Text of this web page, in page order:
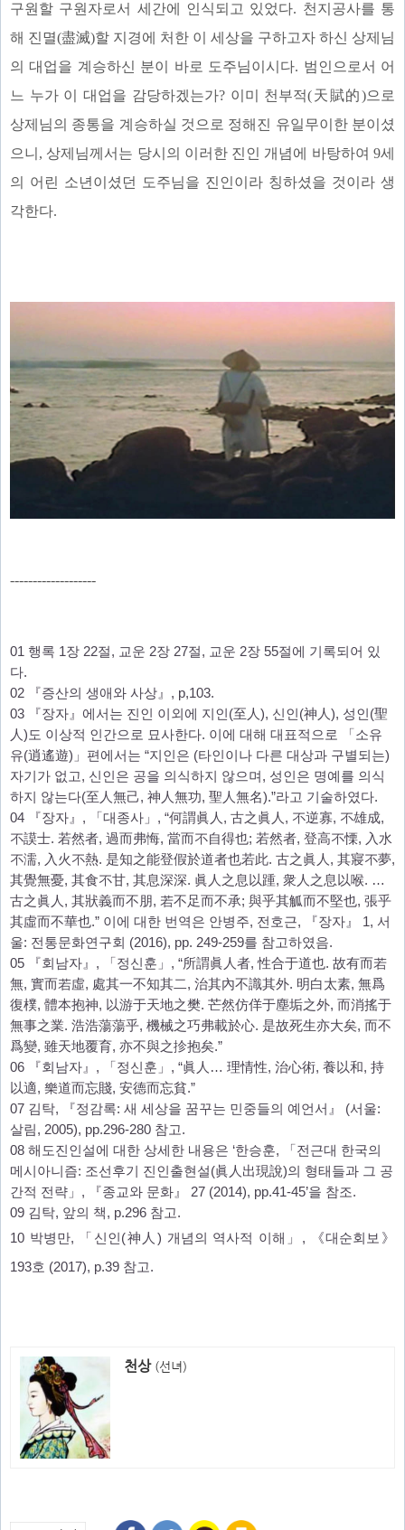
구원할 구원자로서 세간에 인식되고 있었다. 천지공사를 통
해 진멸(盡滅)할 지경에 처한 이 세상을 구하고자 하신 상제님
의 대업을 계승하신 분이 바로 도주님이시다. 범인으로서 어
느 누가 이 대업을 감당하겠는가? 이미 천부적(天賦的)으로
상제님의 종통을 계승하실 것으로 정해진 유일무이한 분이셨
으니, 상제님께서는 당시의 이러한 진인 개념에 바탕하여 9세
의 어린 소년이셨던 도주님을 진인이라 칭하셨을 것이라 생
각한다.
-------------------
01 행록 1장 22절, 교운 2장 27절, 교운 2장 55절에 기록되어 있
다.
02 『증산의 생애와 사상』, p,103.
03 『장자』에서는 진인 이외에 지인(至人), 신인(神人), 성인(聖
人)도 이상적 인간으로 묘사한다. 이에 대해 대표적으로 「소유
유(逍遙遊)」편에서는 “지인은 (타인이나 다른 대상과 구별되는)
자기가 없고, 신인은 공을 의식하지 않으며, 성인은 명예를 의식
하지 않는다(至人無己, 神人無功, 聖人無名).”라고 기술하였다.
04 『장자』, 「대종사」, “何謂眞人, 古之眞人, 不逆寡, 不雄成,
不謨士. 若然者, 過而弗悔, 當而不自得也; 若然者, 登高不慄, 入水
不濡, 入火不熱. 是知之能登假於道者也若此. 古之眞人, 其寢不夢,
其覺無憂, 其食不甘, 其息深深. 眞人之息以踵, 衆人之息以喉. …
古之眞人, 其狀義而不朋, 若不足而不承; 與乎其觚而不堅也, 張乎
其虛而不華也.” 이에 대한 번역은 안병주, 전호근, 『장자』 1, 서
울: 전통문화연구회 (2016), pp. 249-259를 참고하였음.
05 『회남자』, 「정신훈」, “所謂眞人者, 性合于道也. 故有而若
無, 實而若虛, 處其一不知其二, 治其內不識其外. 明白太素, 無爲
復樸, 體本抱神, 以游于天地之樊. 芒然仿佯于塵垢之外, 而消搖于
無事之業. 浩浩蕩蕩乎, 機械之巧弗載於心. 是故死生亦大矣, 而不
爲變, 雖天地覆育, 亦不與之抮抱矣.”
06 『회남자』, 「정신훈」, “眞人… 理情性, 治心術, 養以和, 持
以適, 樂道而忘賤, 安德而忘貧.”
07 김탁, 『정감록: 새 세상을 꿈꾸는 민중들의 예언서』 (서울:
살림, 2005), pp.296-280 참고.
08 해도진인설에 대한 상세한 내용은 ‘한승훈, 「전근대 한국의
메시아니즘: 조선후기 진인출현설(眞人出現說)의 형태들과 그 공
간적 전략」, 『종교와 문화』 27 (2014), pp.41-45’을 참조.
09 김탁, 앞의 책, p.296 참고.
10 박병만, 「신인(神人) 개념의 역사적 이해」, 《대순회보》
193호 (2017), p.39 참고.
천상(선녀)